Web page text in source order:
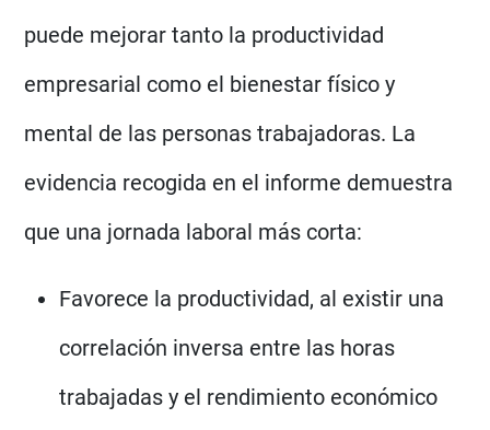
puede mejorar tanto la productividad
empresarial como el bienestar físico y
mental de las personas trabajadoras. La
evidencia recogida en el informe demuestra
que una jornada laboral más corta:
Favorece la productividad, al existir una
correlación inversa entre las horas
trabajadas y el rendimiento económico